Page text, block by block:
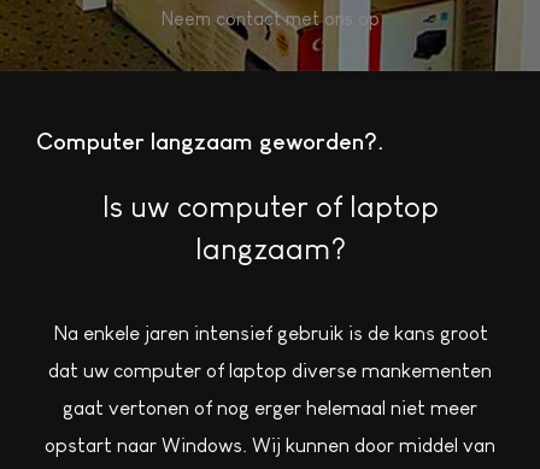
Neem contact met ons op
Computer langzaam geworden?
Is uw computer of laptop
langzaam?
Na enkele jaren intensief gebruik is de kans groot
dat uw computer of laptop diverse mankementen
gaat vertonen of nog erger helemaal niet meer
opstart naar Windows. Wij kunnen door middel van